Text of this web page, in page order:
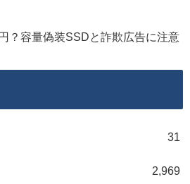
？容量偽装SSDと詐欺広告に注意
31
2,969